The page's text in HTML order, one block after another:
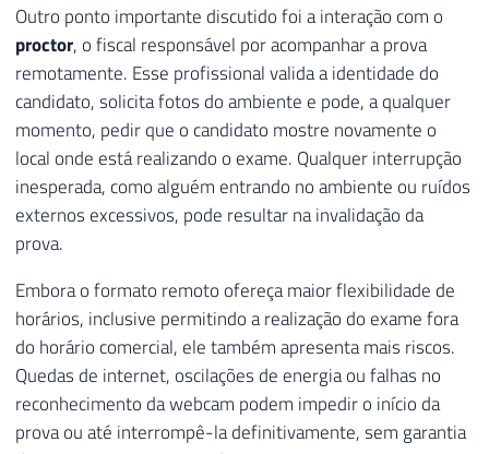
Outro ponto importante discutido foi a interação com o
proctor, o fiscal responsável por acompanhar a prova
remotamente. Esse profissional valida a identidade do
candidato, solicita fotos do ambiente e pode, a qualquer
momento, pedir que o candidato mostre novamente o
local onde está realizando o exame. Qualquer interrupção
inesperada, como alguém entrando no ambiente ou ruídos
externos excessivos, pode resultar na invalidação da
prova.
Embora o formato remoto ofereça maior flexibilidade de
horários, inclusive permitindo a realização do exame fora
do horário comercial, ele também apresenta mais riscos.
Quedas de internet, oscilações de energia ou falhas no
reconhecimento da webcam podem impedir o início da
prova ou até interrompê-la definitivamente, sem garantia